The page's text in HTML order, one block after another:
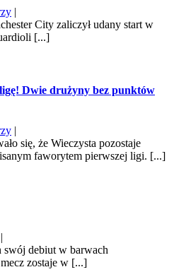
|
City zaliczył udany start w
[...]
Dwie drużyny bez punktów
|
się, że Wieczysta pozostaje
faworytem pierwszej ligi. [...]
|
swój debiut w barwach
zostaje w [...]